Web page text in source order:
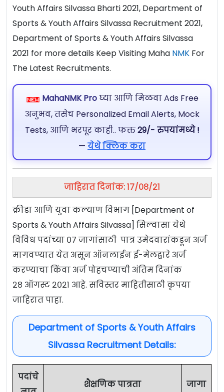
Youth Affairs Silvassa Bharti 2021, Department of
Sports & Youth Affairs Silvassa Recruitment 2021,
Department of Sports & Youth Affairs Silvassa
2021 for more details Keep Visiting Maha NMK For
The Latest Recruitments.
MahaNMK Proघ्या आणि मिळवा Ads Free
अनुभव, तसेच Personalized Email Alerts, Mock
Tests, आणि भरपूर काही.. फक्त29/- रुपयांमध्ये !
— येथे क्लिक करा
जाहिरात दिनांक: १७/०८/२१
क्रीडा आणि युवा कल्याण विभाग [Department of
Sports & Youth Affairs Silvassa] सिल्वासा येथे
विविध पदांच्या ०७ जागांसाठी पात्र उमेदवारांकडून अर्ज
मागवण्यात येत असून ऑनलाईन ई-मेलद्वारे अर्ज
करण्याचा किंवा अर्ज पोहचण्याची अंतिम दिनांक
२८ ऑगस्ट २०२१ आहे. सविस्तर माहितीसाठी कृपया
जाहिरात पाहा.
Department of Sports & Youth Affairs
Silvassa Recruitment Details:
पदांचे
शैक्षणिक पात्रता जागा